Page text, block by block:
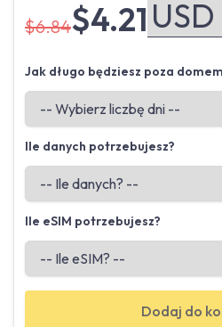
$6.84$4.21
Jak długo będziesz poza
Ile danych potrzebujesz?
Ile eSIM potrzebujesz?
Dodaj do